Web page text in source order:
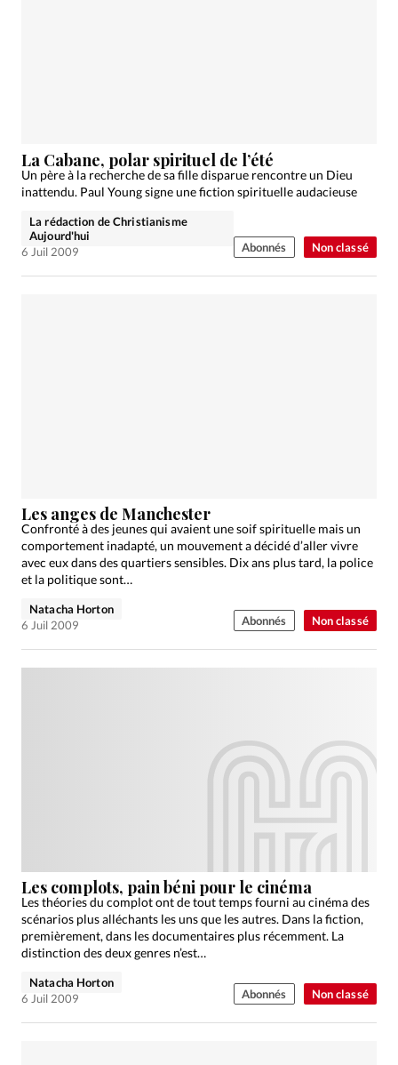
Non classé
La Cabane, polar spirituel de l’été
Un père à la recherche de sa fille disparue rencontre un Dieu
inattendu. Paul Young signe une fiction spirituelle audacieuse
La rédaction de Christianisme
Aujourd'hui
6 Juil 2009
Abonnés
Non classé
Les anges de Manchester
Confronté à des jeunes qui avaient une soif spirituelle mais un
comportement inadapté, un mouvement a décidé d’aller vivre
avec eux dans des quartiers sensibles. Dix ans plus tard, la police
et la politique sont…
Natacha Horton
6 Juil 2009
Abonnés
Non classé
Les complots, pain béni pour le cinéma
Les théories du complot ont de tout temps fourni au cinéma des
scénarios plus alléchants les uns que les autres. Dans la fiction,
premièrement, dans les documentaires plus récemment. La
distinction des deux genres n’est…
Natacha Horton
6 Juil 2009
Abonnés